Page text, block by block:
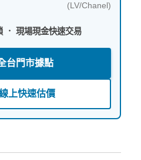
(LV/Chanel)
． 現場現金快速交易
台門市據點
上快速估價